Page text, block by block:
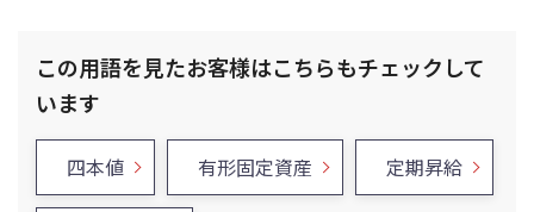
この用語を見たお客様はこちらもチェックして
います
四本値 有形固定資産 定期昇給